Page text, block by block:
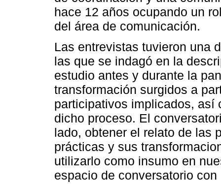
hace 12 años ocupando un
del área de comunicación.
Las entrevistas tuvieron una
las que se indagó en la
estudio antes y durante la
transformación surgidos a
participativos implicados, así
dicho proceso. El
lado, obtener el relato de las
prácticas y sus
utilizarlo como insumo en
espacio de conversatorio